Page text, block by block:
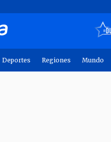
Deportes Regiones Mundo